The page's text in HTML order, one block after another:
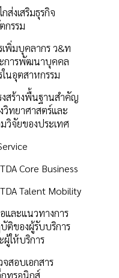
ส่งเสริมธุรกิจ
กรรม
เพิ่มบุคลากร ว&ท
การพัฒนาบุคคล
ในอุตสาหกรรม
งสร้างพื้นฐานสำคัญ
วิทยาศาสตร์และ
วิจัยของประเทศ
Core Business
Talent Mobility
และแนวทางการ
ติของผู้รับบริการ
ผู้ให้บริการ
จสอบเอกสาร
กทรอนิกส์